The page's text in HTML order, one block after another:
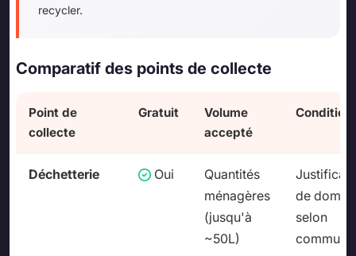
recycler.
Comparatif des points de collecte
Point de
collecte
Gratuit
Volume
accepté
Déchetterie Oui
Quantités
ménagères
(jusqu'à
~50L)
de
selon
commune